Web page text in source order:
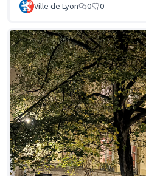
Ville de Lyon 0 0